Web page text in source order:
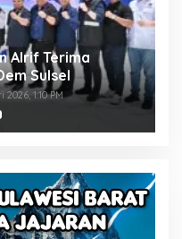
Alrif Terima
Sulsel
1:10 PM